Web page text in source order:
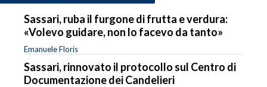
Sassari, ruba il furgone di frutta e verdura:
«Volevo guidare, non lo facevo da tanto»
Emanuele Floris
Sassari, rinnovato il protocollo sul Centro di
Documentazione dei Candelieri